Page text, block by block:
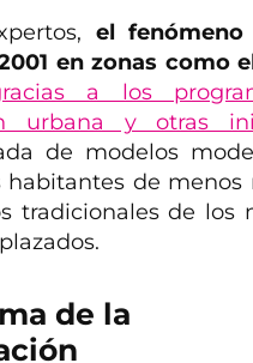
el
en zonas como
a los
urbana y otras
de modelos
habitantes de menos
tradicionales de los
de la